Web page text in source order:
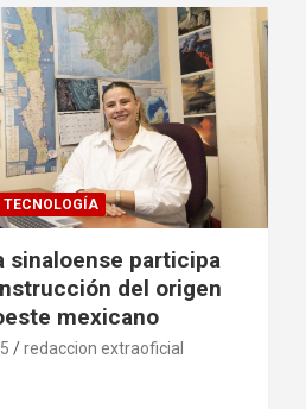
sinaloense participa
del origen
mexicano
redaccion extraoficial